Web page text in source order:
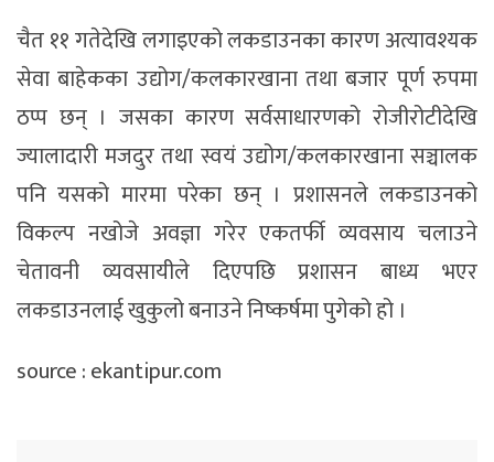
चैत ११ गतेदेखि लगाइएको लकडाउनका कारण अत्यावश्यक
सेवा बाहेकका उद्योग/कलकारखाना तथा बजार पूर्ण रुपमा
ठप्प छन् । जसका कारण सर्वसाधारणको रोजीरोटीदेखि
ज्यालादारी मजदुर तथा स्वयं उद्योग/कलकारखाना सञ्चालक
पनि यसको मारमा परेका छन् । प्रशासनले लकडाउनको
विकल्प नखोजे अवज्ञा गरेर एकतर्फी व्यवसाय चलाउने
चेतावनी व्यवसायीले दिएपछि प्रशासन बाध्य भएर
लकडाउनलाई खुकुलो बनाउने निष्कर्षमा पुगेको हो ।
source : ekantipur.com